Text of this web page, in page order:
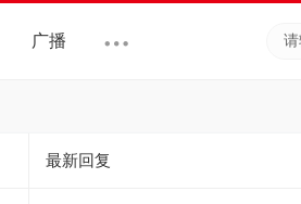
广播
最新回复